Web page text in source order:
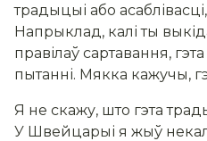
традыцыі або
Напрыклад, калі ты
правілаў сартавання,
пытанні. Мякка кажучы,
Я не скажу, што гэта
У Швейцарыі я жыў